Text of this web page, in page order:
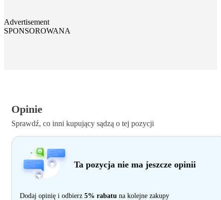
Advertisement
SPONSOROWANA
Opinie
Sprawdź, co inni kupujący sądzą o tej pozycji
Ta pozycja nie ma jeszcze opinii
Dodaj opinię i odbierz 5% rabatu na kolejne zakupy